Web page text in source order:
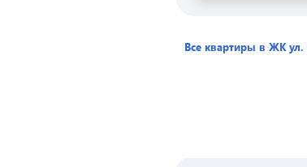
Все квартиры в ЖК ул.